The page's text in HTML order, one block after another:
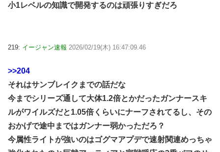
小1レベルの知識で開発するのは頑張りすぎだろ
219: イージャン速報 2026/02/19(木) 16:47:09.46
>>204
それはサンブレイクまでの話だな
今までシリーズ通して大体1.2倍とかだったガンナースキ
ルがワイルズだと1.05倍くらいにナーフされてるし、その
おかげで途中まではガンナー弱かっただろ？
今属性ライトが強いのはゴグマアプデで速射関連めっちゃ